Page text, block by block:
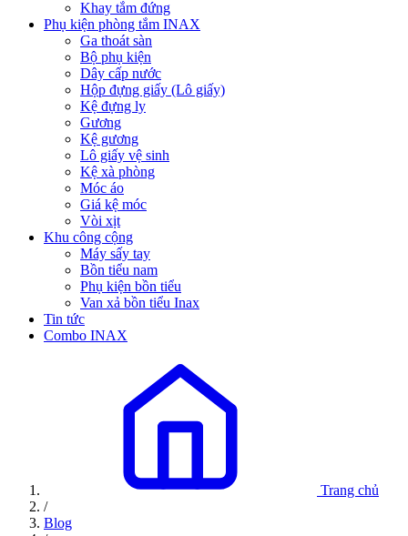
Khay tắm đứng
Phụ kiện phòng tắm INAX
Ga thoát sàn
Bộ phụ kiện
Dây cấp nước
Hộp đựng giấy (Lô giấy)
Kệ đựng ly
Gương
Kệ gương
Lô giấy vệ sinh
Kệ xà phòng
Móc áo
Giá kệ móc
Vòi xịt
Khu công cộng
Máy sấy tay
Bồn tiểu nam
Phụ kiện bồn tiểu
Van xả bồn tiểu Inax
Tin tức
Combo INAX
Trang chủ
/
Blog